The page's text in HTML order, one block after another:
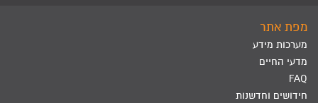
מפת אתר
מערכות מידע
מדעי החיים
FAQ
חידושים וחדשנות